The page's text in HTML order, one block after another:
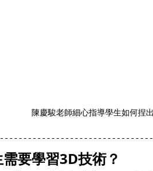
陳慶駿老師細心指導學生如何捏
要學習3D技術？